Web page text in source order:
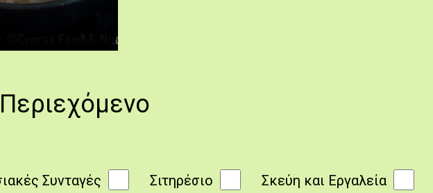
Λαζάρου.
Συνταγές Σιτηρέσιο Σκεύη και Εργαλεία